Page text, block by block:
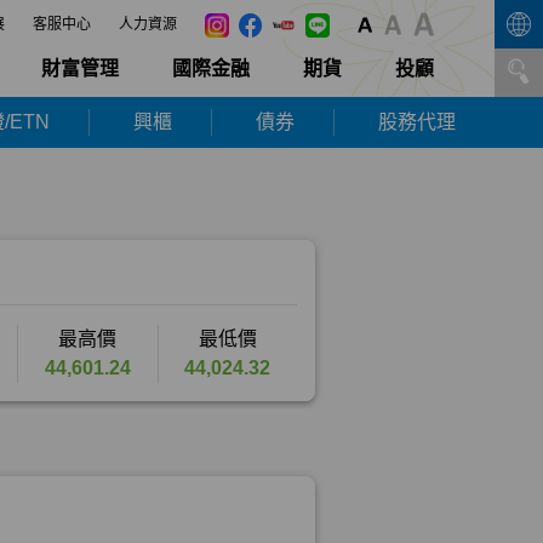
客服中心 人力資源
財富管理 國際金融 期貨 投顧
ETN 興櫃 債券 股務代理